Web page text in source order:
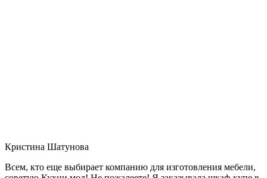
Кристина Шатунова
Всем, кто еще выбирает компанию для изготовления мебели,